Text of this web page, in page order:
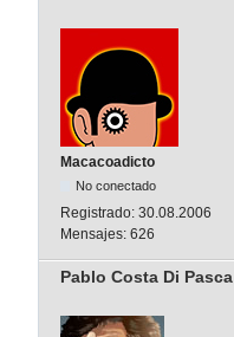
Macacoadicto
No conectado
Registrado: 30.08.2006
Mensajes: 626
Pablo Costa Di Pasca